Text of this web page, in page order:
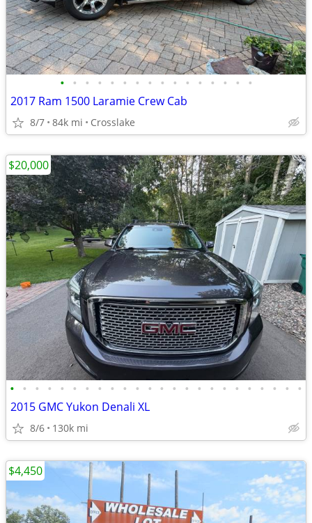
• • • • • • • • • • • • • • • •
2017 Ram 1500 Laramie Crew Cab
8/7 84k mi Crosslake
• • • • • • • • • • • • • • • • • • • • • • • •
2015 GMC Yukon Denali XL
8/6 130k mi
$20,000
$4,450